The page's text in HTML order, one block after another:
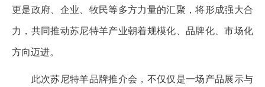
更是政府、企业、牧民等多方力量的汇聚，将形成强大合
力，共同推动苏尼特羊产业朝着规模化、品牌化、市场化
方向迈进。
此次苏尼特羊品牌推介会，不仅仅是一场产品展示与